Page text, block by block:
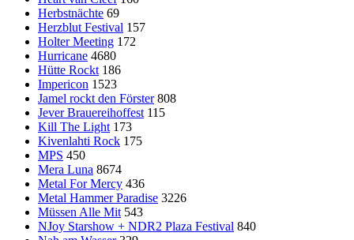
Herbstnächte 69
Herzblut Festival 157
Holter Meeting 172
Hurricane 4680
Hütte Rockt 186
Impericon 1523
Jamel rockt den Förster 808
Jever Brauereihoffest 115
Kill The Light 173
Kivenlahti Rock 175
MPS 450
Mera Luna 8674
Metal For Mercy 436
Metal Hammer Paradise 3226
Müssen Alle Mit 543
NJoy Starshow + NDR2 Plaza Festival 840